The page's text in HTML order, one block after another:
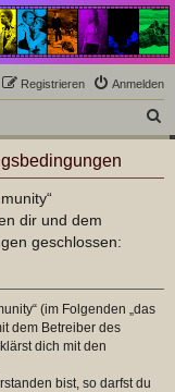
Filmforum und ein Paradies
Anmelden
Registrieren
u
dir und dem
geschlossen:
(im Folgenden „das
dem Betreiber des
dich mit den
bist, so darfst du